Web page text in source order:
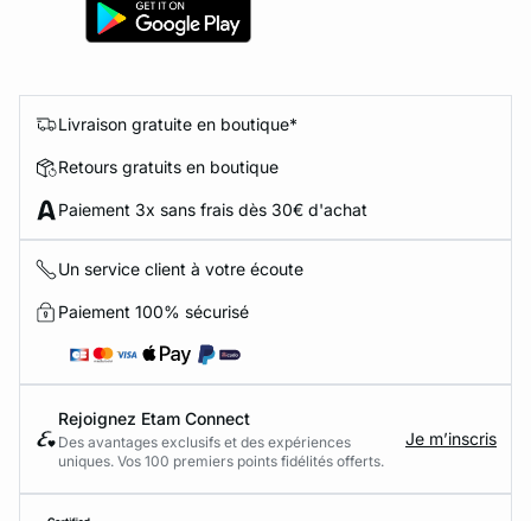
Livraison gratuite en boutique*
Retours gratuits en boutique
Paiement 3x sans frais dès 30€ d'achat
Un service client à votre écoute
Paiement 100% sécurisé
Rejoignez Etam Connect
Des avantages exclusifs et des expériences
uniques. Vos 100 premiers points fidélités offerts.
Je m’inscris